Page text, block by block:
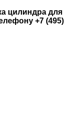
цилиндра для
+7 (495)